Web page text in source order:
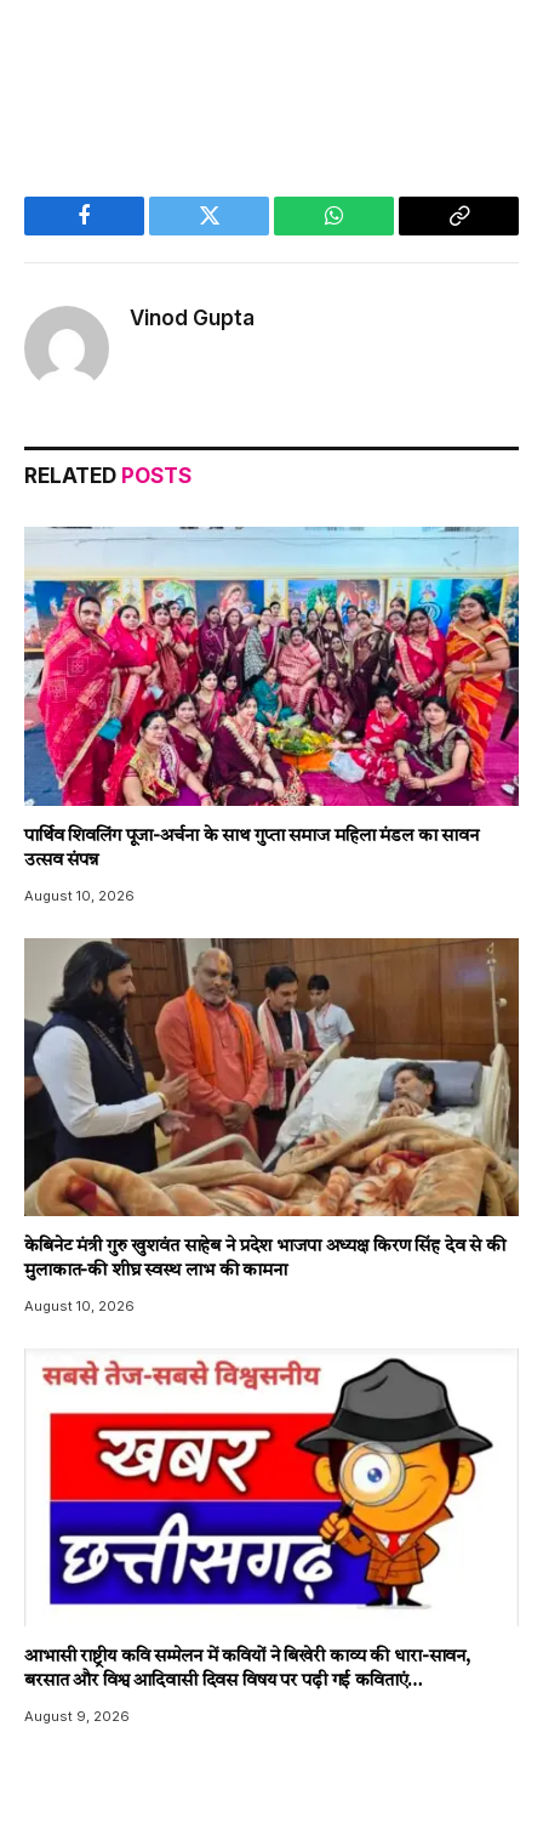
Facebook Twitter WhatsApp
Copy
Vinod Gupta
RELATED POSTS
पार्थिव शिवलिंग पूजा-अर्चना के साथ गुप्ता समाज महिला मंडल का सावन
उत्सव संपन्न
August 10, 2026
केबिनेट मंत्री गुरु खुशवंत साहेब ने प्रदेश भाजपा अध्यक्ष किरण सिंह देव से की
मुलाकात-की शीघ्र स्वस्थ लाभ की कामना
August 10, 2026
आभासी राष्ट्रीय कवि सम्मेलन में कवियों ने बिखेरी काव्य की धारा-सावन,
बरसात और विश्व आदिवासी दिवस विषय पर पढ़ी गई कविताएं…
August 9, 2026